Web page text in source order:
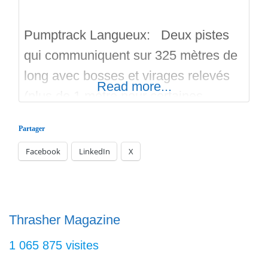
Pumptrack Langueux: Deux pistes
qui communiquent sur 325 mètres de
long avec bosses et virages relevés
(plus de 1 mètre pour certaines
aux rouleurs confirmés de toutes les
disciplines de sports extrêmes. Un
petits surfeurs en Draisienne! Toutes
les pistes de
Read more...
Partager
Facebook LinkedIn X
Thrasher Magazine
1 065 875 visites